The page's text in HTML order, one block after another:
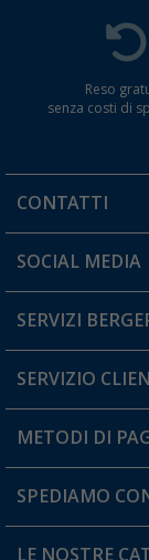
Reso
senza costi di
CONTATTI
Orari di apertura del
Hai una
SOCIAL MEDIA
SERVIZI
Diventare
Il mio Account
Carta fedeltà
SERVIZIO
Informazioni sulla
Resi
METODI DI
SPEDIAMO
LE NOSTRE